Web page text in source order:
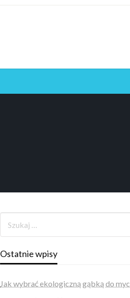
Ostatnie wpisy
Jak wybrać ekologiczną gąbką do